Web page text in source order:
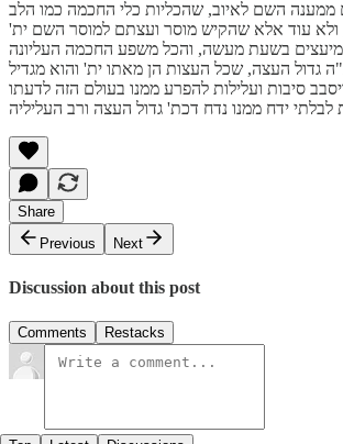
ולא עוד אלא שהקיש מוסר ועצתם למוסר השם ית'
גדול העצה, שכל העצות הן מאתו ית' והוא מגדיל
סיבות ועלילות להפרע ממנו בעולם הזה לדעתו
Share
Previous
Next
Discussion about this post
Comments Restacks